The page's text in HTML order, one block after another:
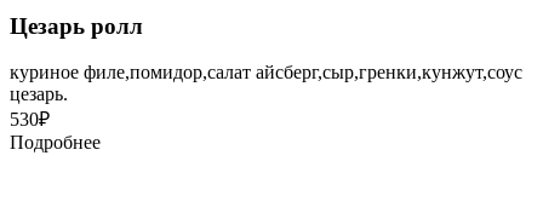
Цезарь ролл
куриное филе,помидор,салат айсберг,сыр,гренки,кунжут,соус
цезарь.
530₽
Подробнее